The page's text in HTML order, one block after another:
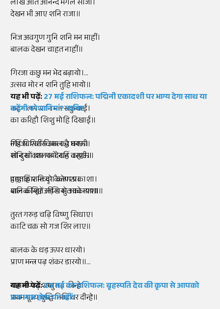
लखि अति आनन्द मंगल साजा।
देखन भी आए शनि राजा॥
निज अवगुण गुनि शनि मन माहीं।
बालक देखन चाहत नाहीं॥
गिरजा कछु मन भेद बढ़ायो।
उत्सव मोर न शनि तुहि भायो॥
कहन लगे शनि मन सकुचाई।
का करिहौ शिशु मोहि दिखाई॥
नहिं विश्वास उमा कर भयऊ।
शनि सों बालक देखन कह्यऊ॥
पड़तहिं शनि दृग कोण प्रकाशा।
बालक शिर उड़ि गयो आकाशा॥
यह भी पढ़ें:27 मई राशिफल: पद्मिनी एकादशी पर भाग्य देगा साथ या
बढ़ेंगी परेशानियां? जानिए
गिरजा गिरीं विकल ह्वै धरणी।
सो दुख दशा गयो नहिं वरणी॥
हाहाकार मच्यो कैलाशा।
शनि कीन्ह्यों लखि सुत को नाशा॥
तुरत गरुड़ चढ़ि विष्णु सिधाए।
काटि चक्र सो गज शिर लाए॥
बालक के धड़ ऊपर धारयो।
प्राण मन्त्र पढ़ शंकर डारयो॥
नाम गणेश शम्भु तब कीन्हे।
प्रथम पूज्य बुद्धि निधि वर दीन्हे॥
यह भी पढ़ें:28 मई का राशिफल: बृहस्पति देव की कृपा से आपको
धन लाभ होगा या नहीं?